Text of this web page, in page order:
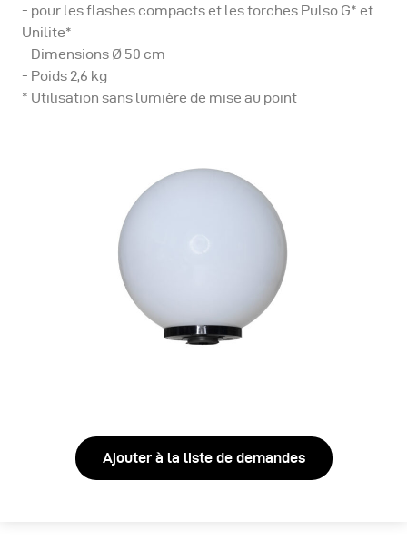
- pour les flashes compacts et les torches Pulso G* et
Unilite*
- Dimensions Ø 50 cm
- Poids 2,6 kg
* Utilisation sans lumière de mise au point
Ajouter à la liste de demandes